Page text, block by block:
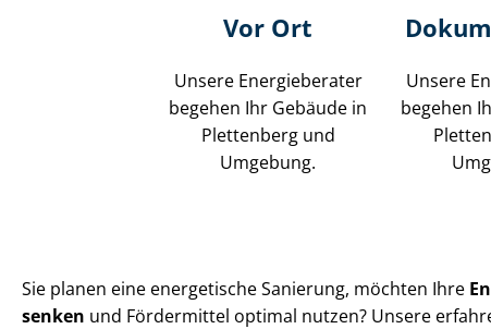
Vor Ort
Unsere Energieberater
begehen Ihr Gebäude in
Plettenberg und
Umgebung.
Unsere
begehen
Sie planen eine energetische Sanierung, möchten Ihre
senken und Fördermittel optimal nutzen? Unsere